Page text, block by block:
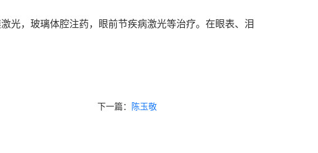
光，玻璃体腔注药，眼前节疾病激光等治疗。在眼表、泪
下一篇： 陈玉敬